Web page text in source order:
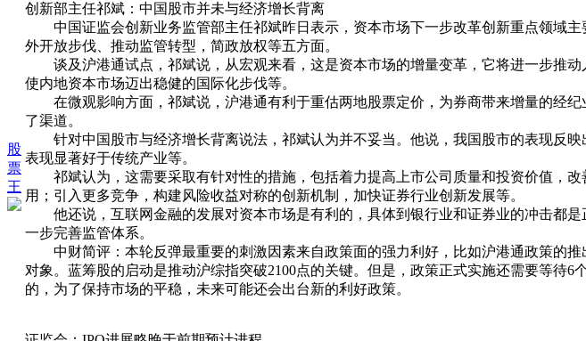
股
票
王
创新部主任祁斌：中国股市并未与经济增长背离
中国证监会创新业务监管部主任祁斌昨日表示，资本市场下一步改革创新重点领域主
外开放步伐、推动监管转型，简政放权等五方面。
谈及沪港通试点，祁斌说，从宏观来看，这是资本市场的增量变革，它将进一步推动
使内地资本市场迈出稳健的国际化步伐等。
在微观影响方面，祁斌说，沪港通有利于重估两地股票定价，为券商带来增量的经纪
了渠道。
针对中国股市与经济增长背离说法，祁斌认为并不妥当。他说，我国股市的表现反映
表现显著好于传统产业等。
祁斌认为，这需要采取有针对性的措施，包括着力提高上市公司质量和投资价值，
用；引入更多竞争，构建风险收益对称的创新机制，加快证券行业创新发展等。
他还说，互联网金融的发展对资本市场是有利的，具体到银行业和证券业的冲击都是
一步完善监管体系。
中财简评：本轮反弹最重要的刺激因素来自政策面的强力利好，比如沪港通政策的
对象。蓝筹股的启动是推动沪综指突破2100点的关键。但是，政策正式实施还需要等待
的，为了保持市场的平稳，未来可能还会出台新的利好政策。